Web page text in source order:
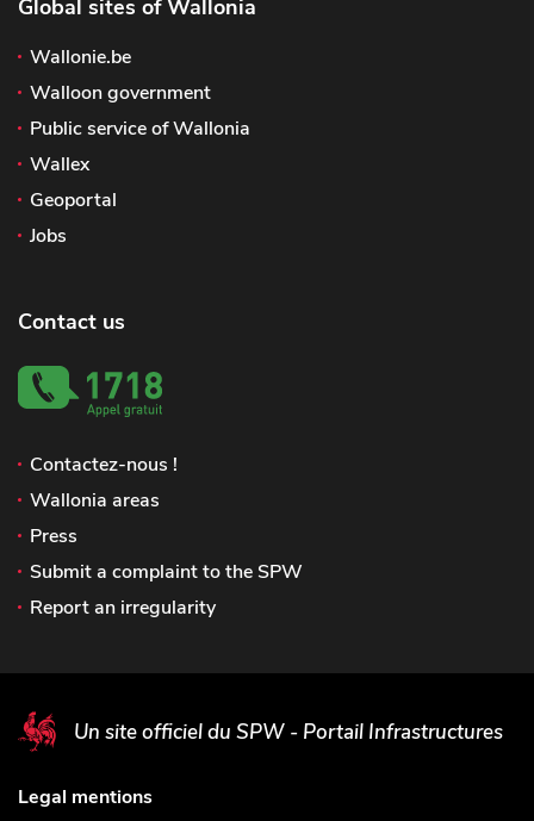
Global sites of Wallonia
Wallonie.be
Walloon government
Public service of Wallonia
Wallex
Geoportal
Jobs
Contact us
Contactez-nous !
Wallonia areas
Press
Submit a complaint to the SPW
Report an irregularity
Un site officiel du SPW - Portail Infrastructures
Legal mentions